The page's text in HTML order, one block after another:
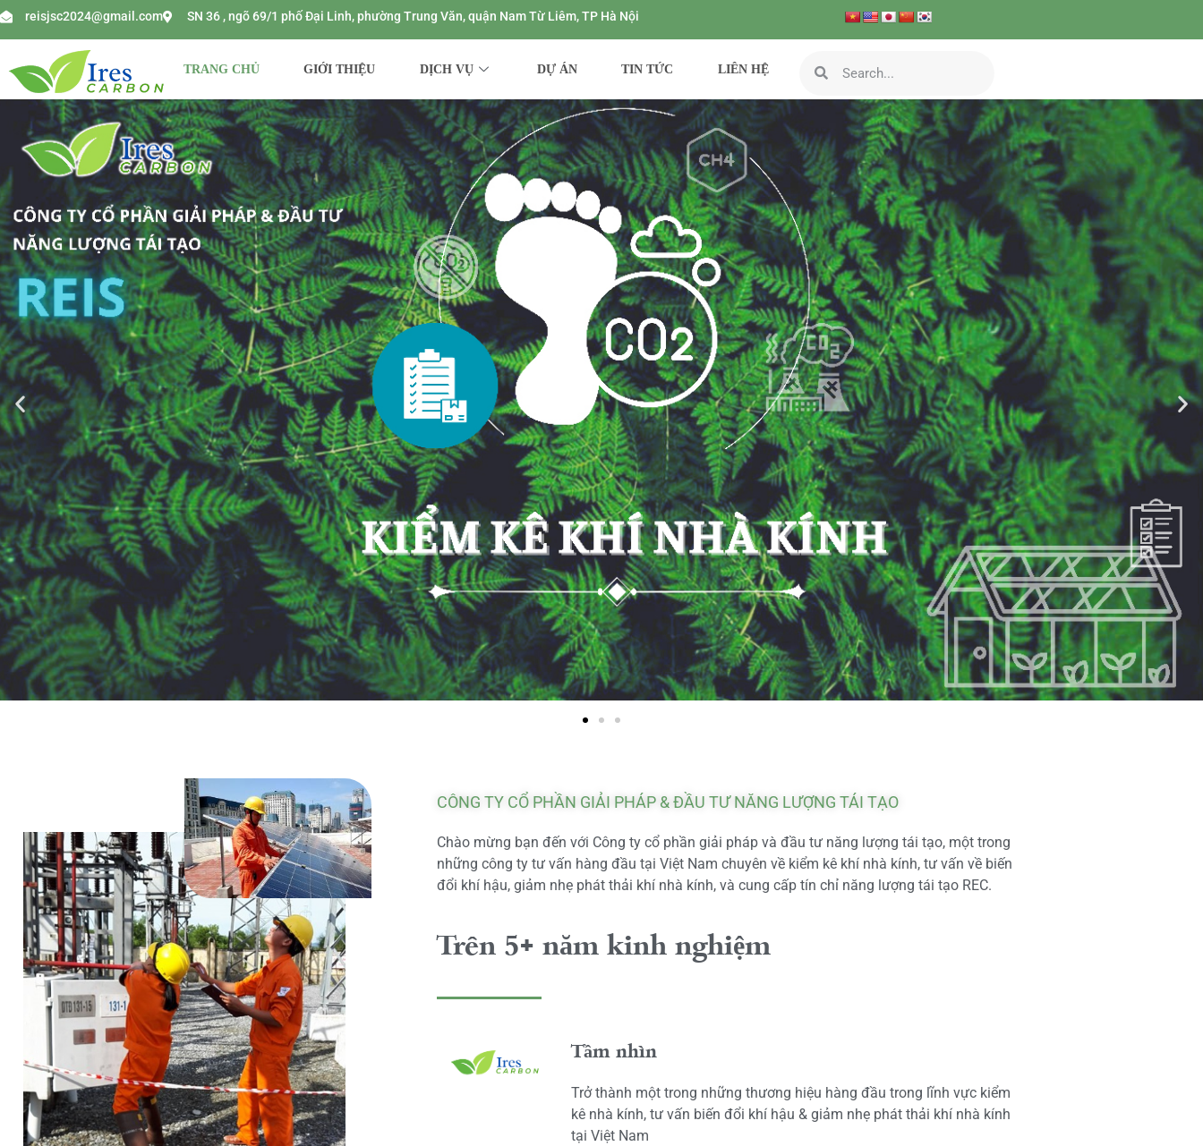
reisjsc2024@gmail.com SN 36 , ngõ 69/1 phố Đại Linh, phường Trung Văn, quận Nam Từ Liêm, TP Hà Nội
TRANG CHỦ GIỚI THIỆU DỊCH VỤ DỰ ÁN TIN TỨC LIÊN HỆ
CÔNG TY CỔ PHẦN GIẢI PHÁP & ĐẦU TƯ NĂNG LƯỢNG TÁI TẠO
Chào mừng bạn đến với Công ty cổ phần giải pháp và đầu tư năng lượng tái tạo, một trong
những công ty tư vấn hàng đầu tại Việt Nam chuyên về kiểm kê khí nhà kính, tư vấn về biến
đổi khí hậu, giảm nhẹ phát thải khí nhà kính, và cung cấp tín chỉ năng lượng tái tạo REC.
Trên 5+ năm kinh nghiệm
Tầm nhìn
Trở thành một trong những thương hiệu hàng đầu trong lĩnh vực kiểm
kê nhà kính, tư vấn biến đổi khí hậu & giảm nhẹ phát thải khí nhà kính
tại Việt Nam